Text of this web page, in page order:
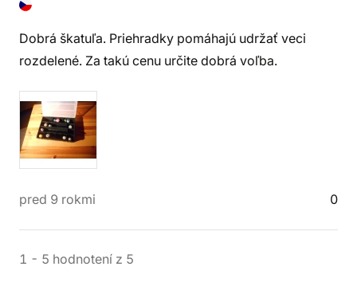
Dobrá škatuľa. Priehradky pomáhajú udržať veci
rozdelené. Za takú cenu určite dobrá voľba.
pred 9 rokmi 0
1 - 5 hodnotení z 5